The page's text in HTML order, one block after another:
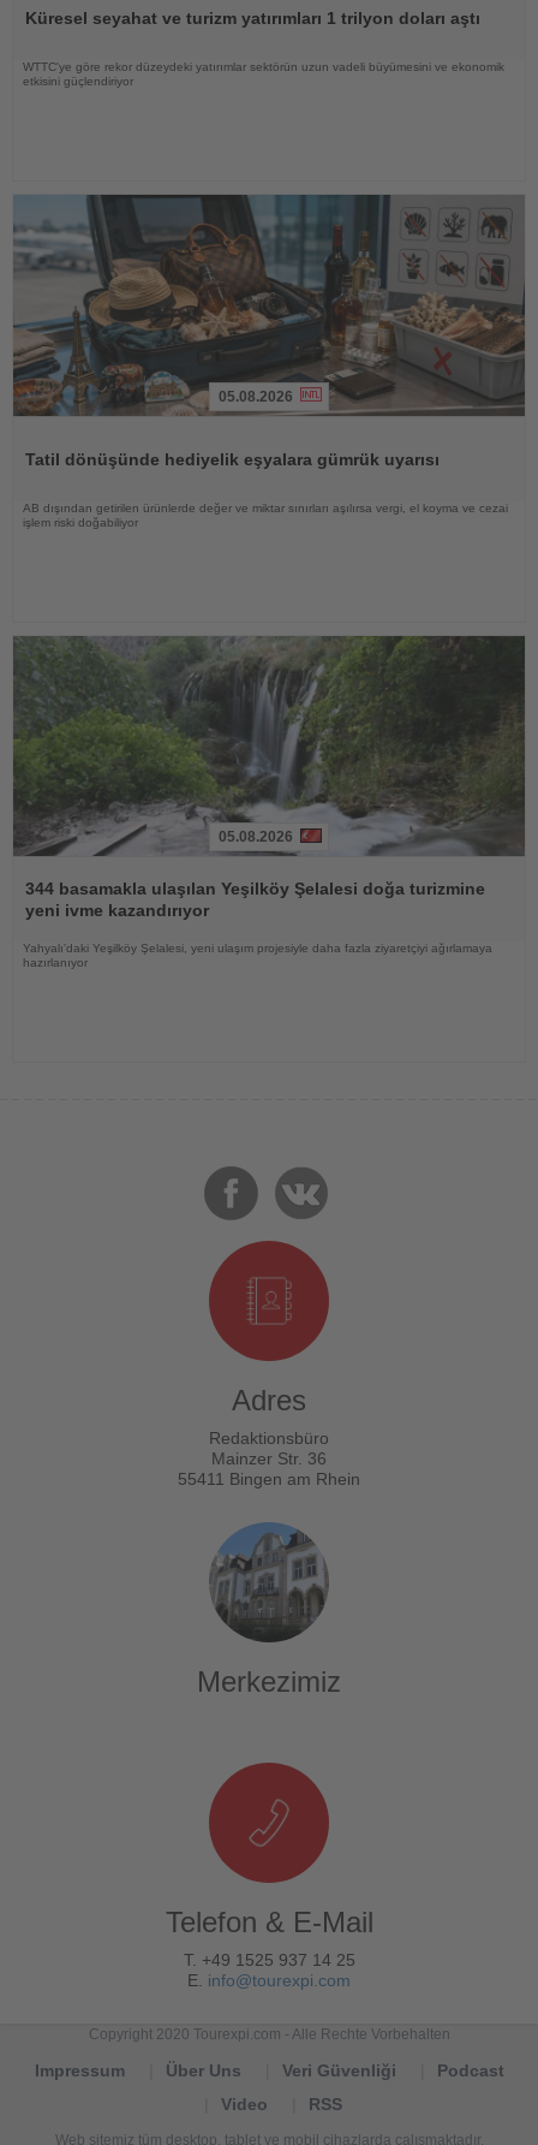
Küresel seyahat ve turizm yatırımları 1 trilyon doları aştı
WTTC'ye göre rekor düzeydeki yatırımlar sektörün uzun vadeli büyümesini ve ekonomik
etkisini güçlendiriyor
05.08.2026
Tatil dönüşünde hediyelik eşyalara gümrük uyarısı
AB dışından getirilen ürünlerde değer ve miktar sınırları aşılırsa vergi, el koyma ve cezai
işlem riski doğabiliyor
Oku
05.08.2026
344 basamakla ulaşılan Yeşilköy Şelalesi doğa turizmine
yeni ivme kazandırıyor
Yahyalı'daki Yeşilköy Şelalesi, yeni ulaşım projesiyle daha fazla ziyaretçiyi ağırlamaya
hazırlanıyor
Adres
Redaktionsbüro
Mainzer Str. 36
55411 Bingen am Rhein
Merkezimiz
Telefon & E-Mail
T. +49 1525 937 14 25
E. info@tourexpi.com
Copyright 2020 Tourexpi.com - Alle Rechte Vorbehalten
Impressum Über Uns Veri Güvenliği
Podcast
Video
RSS
Web sitemiz tüm desktop, tablet ve mobil cihazlarda çalışmaktadır.